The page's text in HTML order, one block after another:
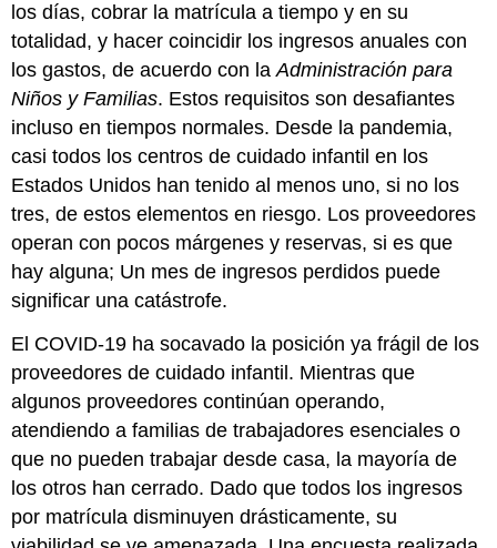
los días, cobrar la matrícula a tiempo y en su
totalidad, y hacer coincidir los ingresos anuales con
los gastos, de acuerdo con laAdministración para
Niños y Familias. Estos requisitos son desafiantes
incluso en tiempos normales. Desde la pandemia,
casi todos los centros de cuidado infantil en los
Estados Unidos han tenido al menos uno, si no los
tres, de estos elementos en riesgo. Los proveedores
operan con pocos márgenes y reservas, si es que
hay alguna; Un mes de ingresos perdidos puede
significar una catástrofe.
El COVID-19 ha socavado la posición ya frágil de los
proveedores de cuidado infantil. Mientras que
algunos proveedores continúan operando,
atendiendo a familias de trabajadores esenciales o
que no pueden trabajar desde casa, la mayoría de
los otros han cerrado. Dado que todos los ingresos
por matrícula disminuyen drásticamente, su